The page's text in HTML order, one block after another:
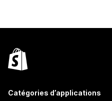
Catégories d’applications